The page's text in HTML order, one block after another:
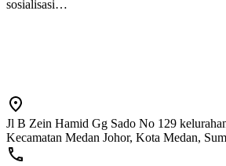
sosialisasi…
Jl B Zein Hamid Gg Sado No 129
Kecamatan Medan Johor, Kota Medan,